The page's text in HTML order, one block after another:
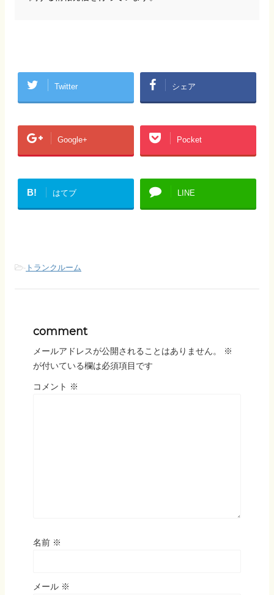
Twitter シェア
Google+ Pocket
B! はてブ LINE
- トランクルーム
comment
メールアドレスが公開されることはありません。
※
が付いている欄は必須項目です
コメント ※
名前 ※
メール ※